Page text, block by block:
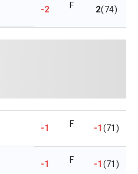
-2 F 2(74)
-1 F -1(71)
-1 F -1(71)